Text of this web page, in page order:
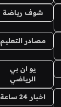
شوف رياضة
مصادر التعليم
يو ان بي
الرياضي
اخبار 24 ساعة